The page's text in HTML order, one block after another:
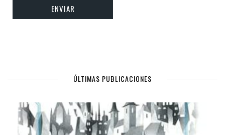
ÚLTIMAS PUBLICACIONES